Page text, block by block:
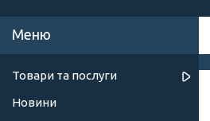
Товари та послуги
Новини